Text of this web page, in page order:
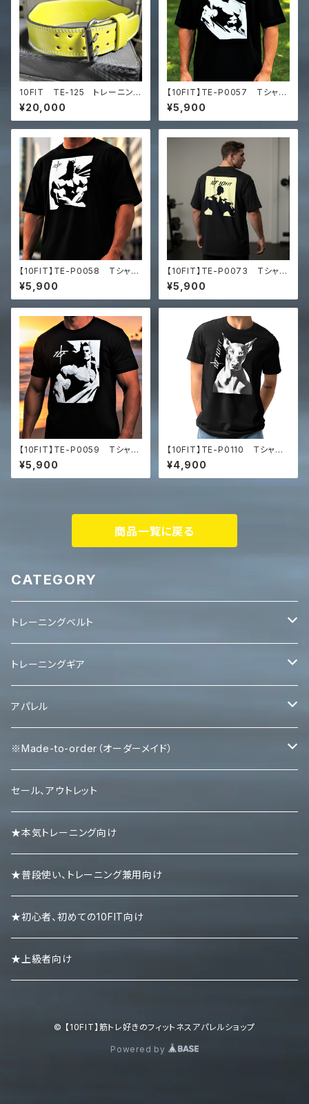
10FIT TE-125 トレーニング
ベルト リフティングベルト パ
ワーベルト レザー 黄色 ラ
イムグリーン lifting belt
¥20,000
【10FIT】TE-P0057 Tシャ
ツ トレーニング 筋トレ ユ
ニセックス ビッグシルエット Tシ
ャツ マッスルアート
¥5,900
【10FIT】TE-P0058 Tシャ
ツ トレーニング 筋トレ ユ
ニセックス ビッグシルエット Tシ
ャツ マッスルアート
¥5,900
【10FIT】TE-P0073 Tシャ
ツ トレーニング オーバーサ
イズ Men’s box tee
¥5,900
【10FIT】TE-P0059 Tシャ
ツ トレーニング 筋トレ ユ
ニセックス ビッグシルエット Tシ
ャツ マッスルアート
¥5,900
【10FIT】TE-P0110 Ｔシャ
ツ トレーニング 筋トレ
黒 ブラック Unisex staple
eco t-shirt
¥4,900
商品一覧に戻る
CATEGORY
トレーニングベルト
レバーベルト
パワーベルト
トレーニングギア
パワーグリップ
エルボースリーブ
ニースリーブ
ニーラップ
リストラップ
リストストラップ
アパレル
タンクトップ
Ｔシャツ
ハーフパンツ
キャップ
※Made-to-order（オーダーメイド）
Tシャツ
タンクトップ
ロンＴ
パーカー
スエット・トレーナー
セール、アウトレット
★本気トレーニング向け
★普段使い、トレーニング兼用向け
★初心者、初めての10FIT向け
★上級者向け
© 【10FIT】筋トレ好きのフィットネスアパレルショップ
Powered by